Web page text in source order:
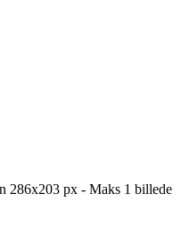
286x203 px - Maks 1 billede